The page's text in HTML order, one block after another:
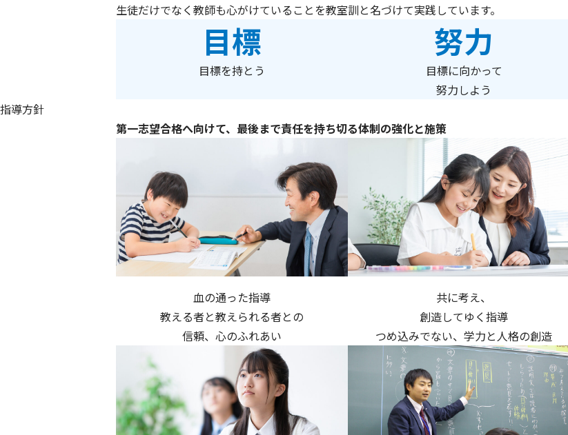
生徒だけでなく教師も心がけていることを教室訓と名づけて実践しています。
目標
目標を持とう
努力
目標に向かって
努力しよう
指導方針
第一志望合格へ向けて、最後まで責任を持ち切る体制の強化と施策
血の通った指導
教える者と教えられる者との
信頼、心のふれあい
共に考え、
創造してゆく指導
つめ込みでない、学力と人格の創造